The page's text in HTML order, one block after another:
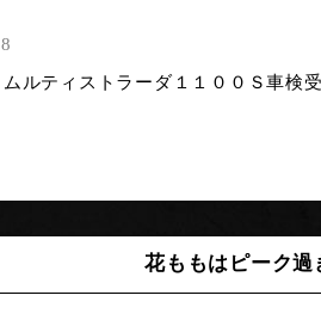
ルティストラーダ１１００Ｓ車検
花ももはピーク過